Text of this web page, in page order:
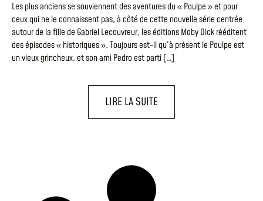
Les plus anciens se souviennent des aventures du « Poulpe » et pour
ceux qui ne le connaissent pas, à côté de cette nouvelle série centrée
autour de la fille de Gabriel Lecouvreur, les éditions Moby Dick rééditent
des épisodes « historiques ». Toujours est-il qu’à présent le Poulpe est
un vieux grincheux, et son ami Pedro est parti […]
LIRE LA SUITE